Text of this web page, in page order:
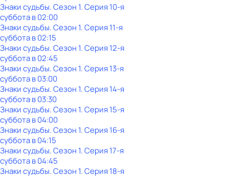
Знаки судьбы. Сезон 1. Серия 10-я
субботав02:00
Знаки судьбы. Сезон 1. Серия 11-я
субботав02:15
Знаки судьбы. Сезон 1. Серия 12-я
субботав02:45
Знаки судьбы. Сезон 1. Серия 13-я
субботав03:00
Знаки судьбы. Сезон 1. Серия 14-я
субботав03:30
Знаки судьбы. Сезон 1. Серия 15-я
субботав04:00
Знаки судьбы. Сезон 1. Серия 16-я
субботав04:15
Знаки судьбы. Сезон 1. Серия 17-я
субботав04:45
Знаки судьбы. Сезон 1. Серия 18-я